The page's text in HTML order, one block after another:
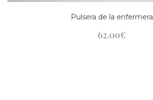
Pulsera de la enfermera
62,00€